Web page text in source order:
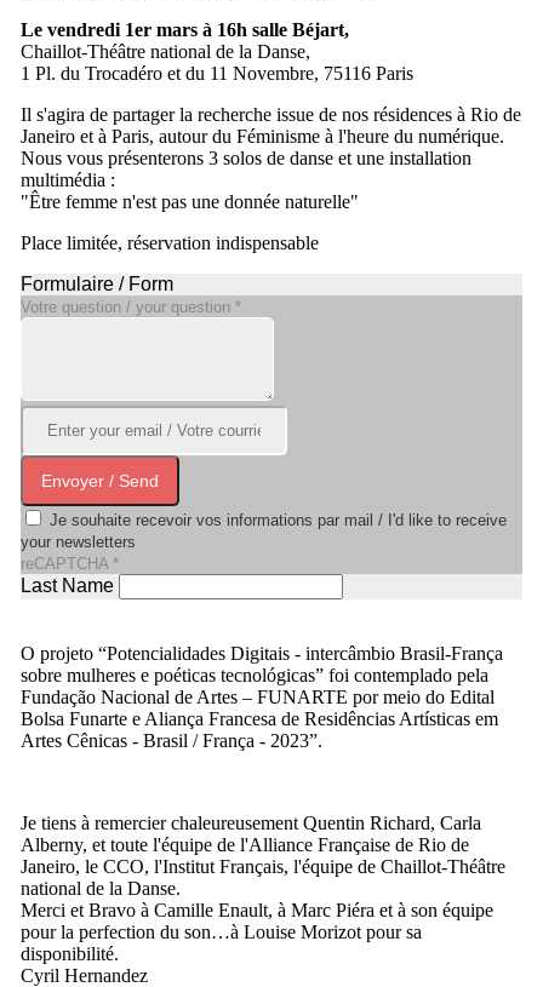
Le vendredi 1er mars à 16h salle Béjart,
Chaillot-Théâtre national de la Danse,
1 Pl. du Trocadéro et du 11 Novembre, 75116 Paris
Il s'agira de partager la recherche issue de nos résidences à Rio de
Janeiro et à Paris, autour du Féminisme à l'heure du numérique.
Nous vous présenterons 3 solos de danse et une installation
multimédia :
"Être femme n'est pas une donnée naturelle"
Place limitée, réservation indispensable
Formulaire / Form
Votre question / your question *
Envoyer / Send
Je souhaite recevoir vos informations par mail / I'd like to receive
your newsletters
reCAPTCHA *
Last Name
O projeto “Potencialidades Digitais - intercâmbio Brasil-França
sobre mulheres e poéticas tecnológicas” foi contemplado pela
Fundação Nacional de Artes – FUNARTE por meio do Edital
Bolsa Funarte e Aliança Francesa de Residências Artísticas em
Artes Cênicas - Brasil / França - 2023”.
Je tiens à remercier chaleureusement Quentin Richard, Carla
Alberny, et toute l'équipe de l'Alliance Française de Rio de
Janeiro, le CCO, l'Institut Français, l'équipe de Chaillot-Théâtre
national de la Danse.
Merci et Bravo à Camille Enault, à Marc Piéra et à son équipe
pour la perfection du son…à Louise Morizot pour sa
disponibilité.
Cyril Hernandez